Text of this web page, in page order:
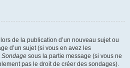
de la publication d’un nouveau sujet ou
d’un sujet (si vous en avez les
Sondage sous la partie message (si vous ne
pas le droit de créer des sondages).